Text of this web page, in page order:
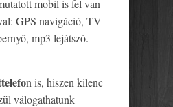
mobil is fel van
GPS navigáció, TV
mp3 lejátszó.
n is, hiszen kilenc
válogathatunk